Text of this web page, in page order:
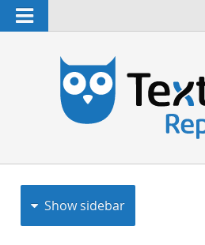
Navigation
Show sidebar